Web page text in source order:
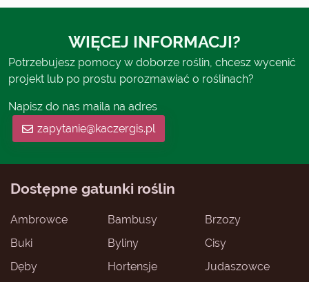
WIĘCEJ INFORMACJI?
Potrzebujesz pomocy w doborze roślin, chcesz wycenić
projekt lub po prostu porozmawiać o roślinach?
Napisz do nas maila na adres
zapytanie@kaczergis.pl
Dostępne gatunki roślin
Ambrowce Bambusy
Brzozy
Buki
Byliny
Cisy
Dęby
Hortensje
Judaszowce